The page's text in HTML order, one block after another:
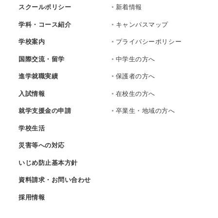
スクールポリシー
学科・コース紹介
学校案内
国際交流・留学
進学就職実績
入試情報
就学支援金の申請
学校生活
災害等への対応
いじめ防止基本方針
資料請求・お問い合わせ
採用情報
新着情報
キャンパスマップ
プライバシーポリシー
中学生の方へ
保護者の方へ
在校生の方へ
卒業生・地域の方へ